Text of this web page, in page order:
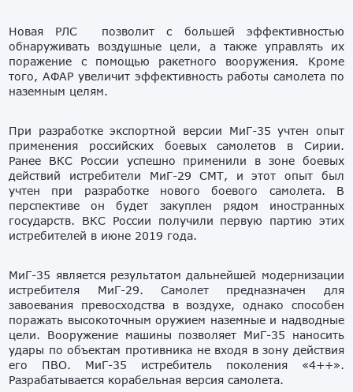
Новая РЛС позволит с большей эффективностью
обнаруживать воздушные цели, а также управлять их
поражение с помощью ракетного вооружения. Кроме
того, АФАР увеличит эффективность работы самолета по
наземным целям.
При разработке экспортной версии МиГ-35 учтен опыт
применения российских боевых самолетов в Сирии.
Ранее ВКС России успешно применили в зоне боевых
действий истребители МиГ-29 СМТ, и этот опыт был
учтен при разработке нового боевого самолета. В
перспективе он будет закуплен рядом иностранных
государств. ВКС России получили первую партию этих
истребителей в июне 2019 года.
МиГ-35 является результатом дальнейшей модернизации
истребителя МиГ-29. Самолет предназначен для
завоевания превосходства в воздухе, однако способен
поражать высокоточным оружием наземные и надводные
цели. Вооружение машины позволяет МиГ-35 наносить
удары по объектам противника не входя в зону действия
его ПВО. МиГ-35 истребитель поколения «4++».
Разрабатывается корабельная версия самолета.